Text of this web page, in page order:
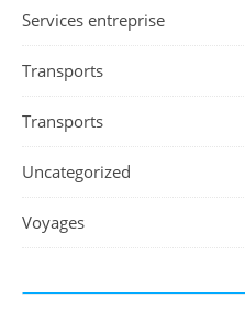
Services entreprise
Transports
Transports
Uncategorized
Voyages